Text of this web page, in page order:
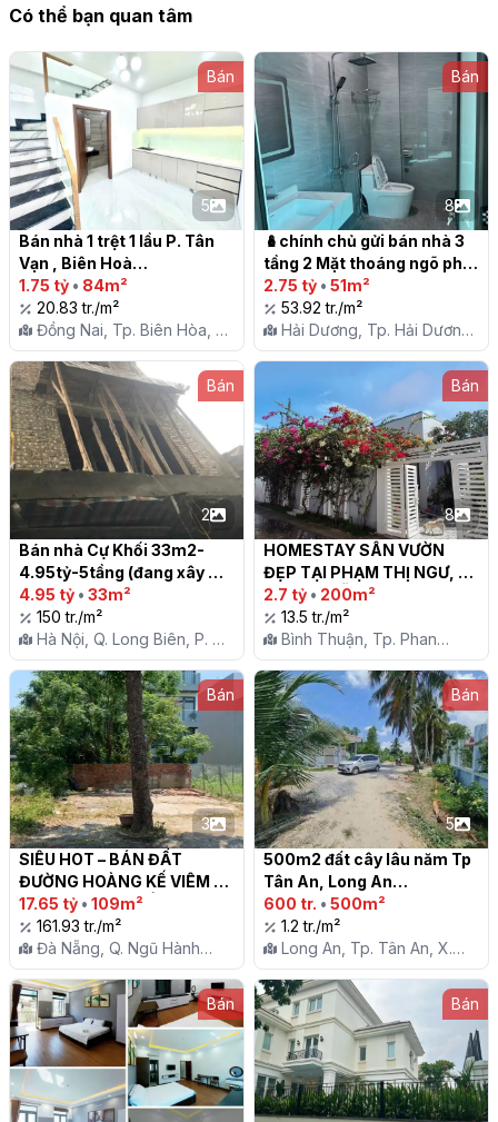
Có thể bạn quan tâm
Bán
5
Bán nhà 1 trệt 1 lầu P. Tân
Vạn , Biên Hoà
1.75 tỷ • 84m²
20.83 tr./m²
Đồng Nai, Tp. Biên Hòa, P.
Tân Vạn
Bán
8
🪆chính chủ gửi bán nhà 3
tầng 2 Mặt thoáng ngõ phố
Nguyễn Thị Duệ Phường
Thanh Bình - Tp Hải Dương
2.75 tỷ • 51m²
53.92 tr./m²
Hải Dương, Tp. Hải Dương,
P. Thanh Bình
Bán
2
Bán nhà Cự Khối 33m2-
4.95tỷ-5tầng (đang xây
tầng tầng 5).
4.95 tỷ • 33m²
150 tr./m²
Hà Nội, Q. Long Biên, P. Cự
Khối
Bán
8
HOMESTAY SÂN VƯỜN
ĐẸP TẠI PHẠM THỊ NGƯ,
PHONG NẪM
2.7 tỷ • 200m²
13.5 tr./m²
Bình Thuận, Tp. Phan
Thiết, X. Phong Nẫm
Bán
3
SIÊU HOT – BÁN ĐẤT
ĐƯỜNG HOÀNG KẾ VIÊM –
TRỤC THÔNG BIỂN MỸ KHÊ
17.65 tỷ • 109m²
161.93 tr./m²
Đà Nẵng, Q. Ngũ Hành
Sơn, P. Khuê Mỹ
Bán
5
500m2 đất cây lâu năm Tp
Tân An, Long An
600 tr. • 500m²
1.2 tr./m²
Long An, Tp. Tân An, X.
Hướng Thọ Phú
Bán
Bán